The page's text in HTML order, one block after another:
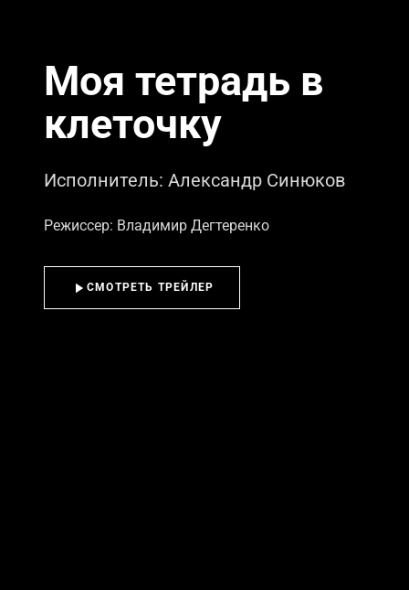
Моя тетрадь в
клеточку
Исполнитель: Александр Синюков
Режиссер: Владимир Дегтеренко
СМОТРЕТЬ ТРЕЙЛЕР